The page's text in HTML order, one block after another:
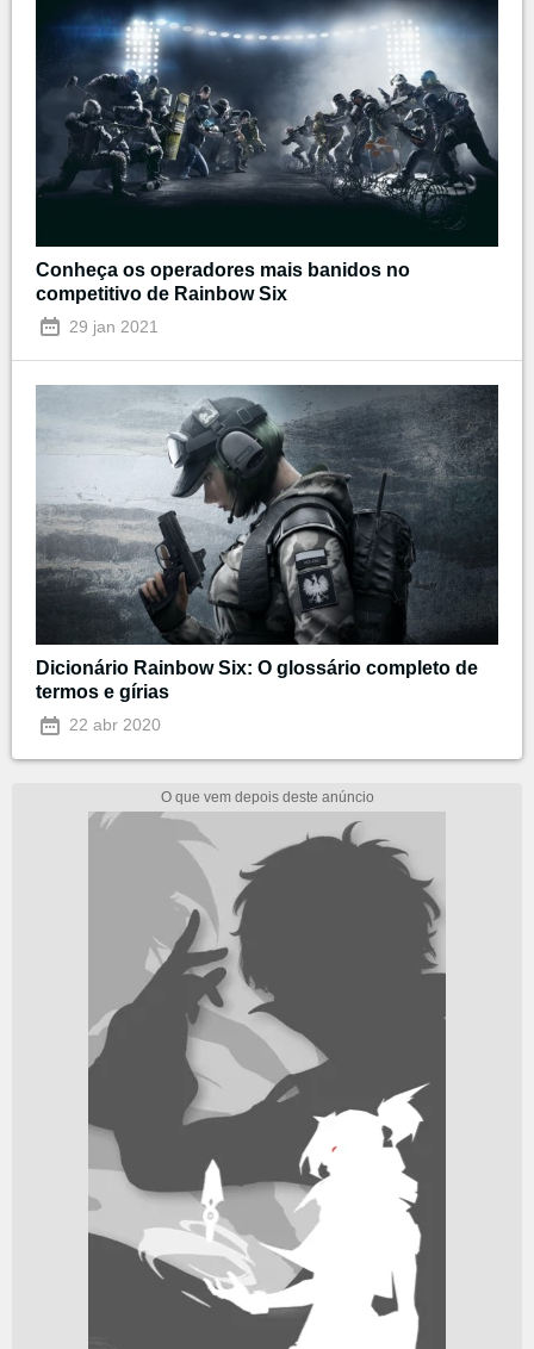
Conheça os operadores mais banidos no
competitivo de Rainbow Six
29 jan 2021
Dicionário Rainbow Six: O glossário completo de
termos e gírias
22 abr 2020